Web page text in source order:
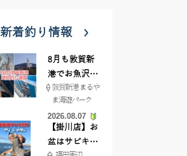
新着釣り情報
8月も敦賀新
港でお魚沢山
♪ イシグロ彦
根店
敦賀新港 まるや
ま海遊パーク
2026.08.07
【掛川店】お
盆はサビキ釣